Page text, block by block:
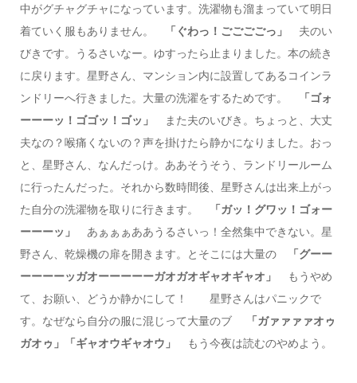
中がグチャグチャになっています。洗濯物も溜まっていて明日
着ていく服もありません。
「ぐわっ！ごごごごっ」
夫のい
びきです。うるさいなー。ゆすったら止まりました。本の続き
に戻ります。星野さん、マンション内に設置してあるコインラ
ンドリーへ行きました。大量の洗濯をするためです。
「ゴォ
ーーーッ！ゴゴッ！ゴッ」
また夫のいびき。ちょっと、大丈
夫なの？喉痛くないの？声を掛けたら静かになりました。おっ
と、星野さん、なんだっけ。ああそうそう、ランドリールーム
に行ったんだった。それから数時間後、星野さんは出来上がっ
た自分の洗濯物を取りに行きます。
「ガッ！グワッ！ゴォー
ーーーッ」
あぁぁぁああうるさいっ！全然集中できない。星
野さん、乾燥機の扉を開きます。とそこには大量の
「グーー
ーーーーッガオーーーーーガオガオギャオギャオ」
もうやめ
て、お願い、どうか静かにして！ 星野さんはパニックで
す。なぜなら自分の服に混じって大量のブ
「ガァァァァオゥ
ガオゥ」「ギャオウギャオウ」
もう今夜は読むのやめよう。